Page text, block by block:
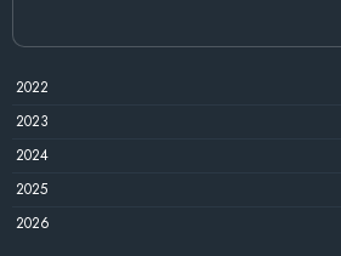
2022
2023
2024
2025
2026